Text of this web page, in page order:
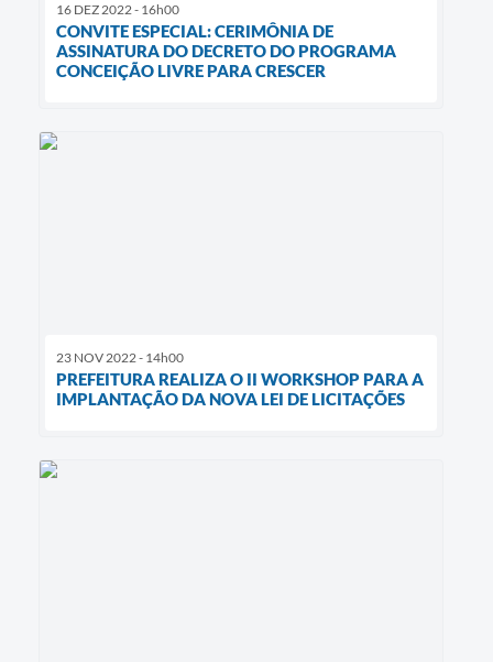
16 DEZ 2022 - 16h00
CONVITE ESPECIAL: CERIMÔNIA DE
ASSINATURA DO DECRETO DO PROGRAMA
CONCEIÇÃO LIVRE PARA CRESCER
23 NOV 2022 - 14h00
PREFEITURA REALIZA O II WORKSHOP PARA A
IMPLANTAÇÃO DA NOVA LEI DE LICITAÇÕES